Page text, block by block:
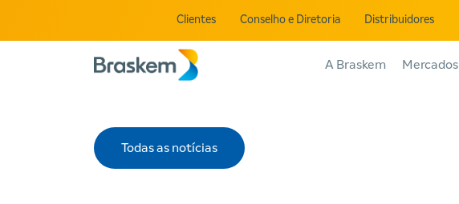
Clientes Conselho e Diretoria Distribuidores
A Braskem Mercados
Todas as notícias